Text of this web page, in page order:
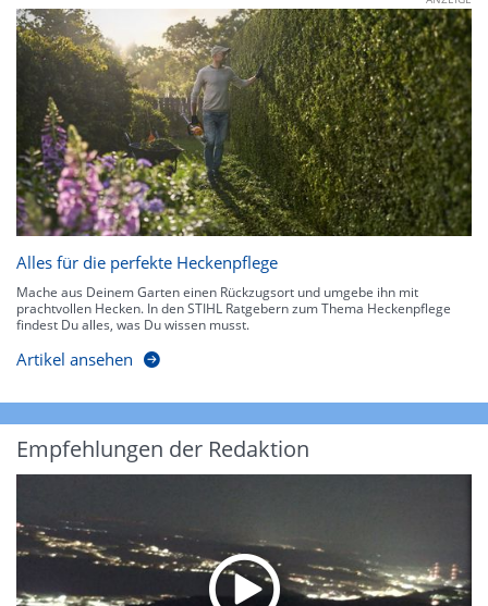
Alles für die perfekte Heckenpflege
Mache aus Deinem Garten einen Rückzugsort und umgebe ihn mit
prachtvollen Hecken. In den STIHL Ratgebern zum Thema Heckenpflege
findest Du alles, was Du wissen musst.
Artikel ansehen
Empfehlungen der Redaktion